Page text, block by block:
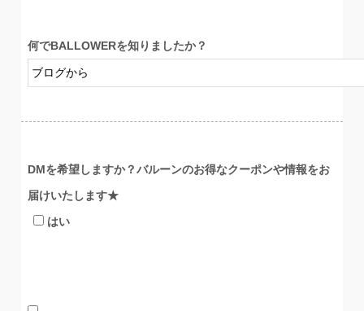
何でBALLOWERを知りましたか？
DMを希望しますか？バルーンのお得なクーポンや情報をお
届けいたします★
はい